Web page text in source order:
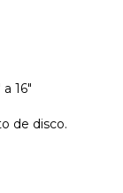
16"
de disco.